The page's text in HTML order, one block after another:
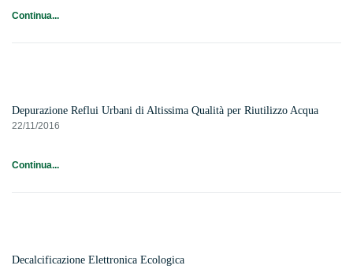
Continua...
Depurazione Reflui Urbani di Altissima Qualità per Riutilizzo Acqua
22/11/2016
Continua...
Decalcificazione Elettronica Ecologica